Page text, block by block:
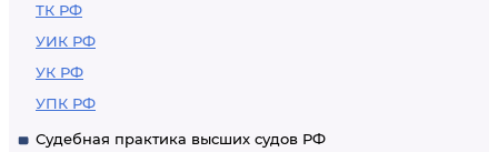
ТК РФ
УИК РФ
УК РФ
УПК РФ
Судебная практика высших судов РФ